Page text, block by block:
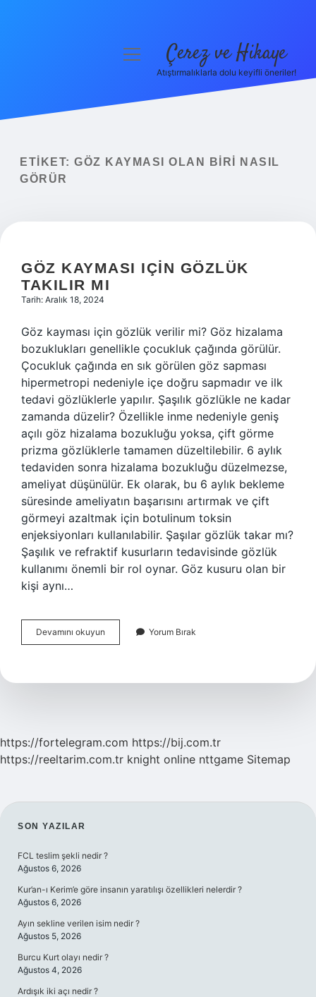
Yasal Uyarı
menüyü Çerez ve Hikaye
Atıştırmalıklarla dolu keyifli öneriler!
ETIKET: GÖZ KAYMASI OLAN BIRI NASIL
GÖRÜR
GÖZ KAYMASI IÇIN GÖZLÜK
TAKILIR MI
Tarih: Aralık 18, 2024
Göz kayması için gözlük verilir mi? Göz hizalama
bozuklukları genellikle çocukluk çağında görülür.
Çocukluk çağında en sık görülen göz sapması
hipermetropi nedeniyle içe doğru sapmadır ve ilk
tedavi gözlüklerle yapılır. Şaşılık gözlükle ne kadar
zamanda düzelir? Özellikle inme nedeniyle geniş
açılı göz hizalama bozukluğu yoksa, çift görme
prizma gözlüklerle tamamen düzeltilebilir. 6 aylık
tedaviden sonra hizalama bozukluğu düzelmezse,
ameliyat düşünülür. Ek olarak, bu 6 aylık bekleme
süresinde ameliyatın başarısını artırmak ve çift
görmeyi azaltmak için botulinum toksin
enjeksiyonları kullanılabilir. Şaşılar gözlük takar mı?
Şaşılık ve refraktif kusurların tedavisinde gözlük
kullanımı önemli bir rol oynar. Göz kusuru olan bir
kişi aynı…
Devamını okuyun
Kayması
Takılır
Yorum Bırak
https://fortelegram.com https://bij.com.tr
https://reeltarim.com.tr knight online nttgame Sitemap
SIDEBAR
SON YAZILAR
FCL teslim şekli nedir ?
Ağustos 6, 2026
Kur’an-ı Kerim’e göre insanın yaratılışı özellikleri nelerdir ?
Ağustos 6, 2026
Ayın sekline verilen isim nedir ?
Ağustos 5, 2026
Burcu Kurt olayı nedir ?
Ağustos 4, 2026
Ardışık iki açı nedir ?